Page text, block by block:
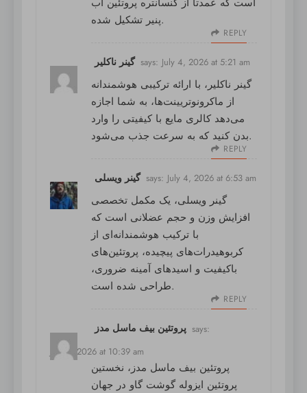
پنیر تشکیل شده.
REPLY
گینر ناکلیر says: July 4, 2026 at 5:21 am
گینر ناکلیر ، با ارائه ترکیبی هوشمندانه
از ماکرونوتریینت‌ها، به شما اجازه
می‌دهد کالری مایع با کیفیتی را وارد
بدن کنید که به سرعت جذب می‌شود.
REPLY
گینر ویسلی says: July 4, 2026 at 6:53 am
گینر ویسلی، یک مکمل تخصصی
افزایش وزن و حجم عضلانی است که
با ترکیب هوشمندانه‌ای از
کربوهیدرات‌های پیچیده، پروتئین‌های
باکیفیت و اسیدهای آمینه ضروری،
طراحی شده است.
REPLY
پروتئین بیف ماسل مدز says:
July 4, 2026 at 10:39 am
پروتئین بیف ماسل مدز ، نخستین
پروتئین ایزوله گوشت گاو در جهان